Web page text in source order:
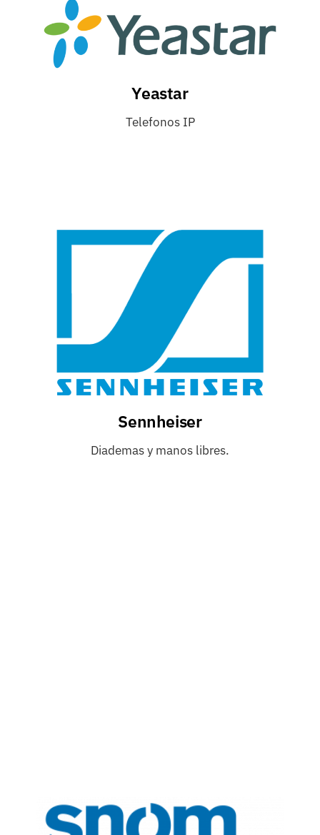
Yeastar
Telefonos IP
Sennheiser
Diademas y manos libres.
Snom es de sobra conocida por sus teléfonos
profesionales de primera calidad, fáciles de usar y que